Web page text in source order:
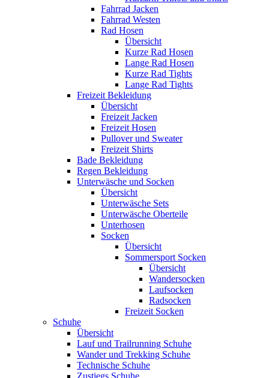
Fahrrad Jacken
Fahrrad Westen
Rad Hosen
Übersicht
Kurze Rad Hosen
Lange Rad Hosen
Kurze Rad Tights
Lange Rad Tights
Freizeit Bekleidung
Übersicht
Freizeit Jacken
Freizeit Hosen
Pullover und Sweater
Freizeit Shirts
Bade Bekleidung
Regen Bekleidung
Unterwäsche und Socken
Übersicht
Unterwäsche Sets
Unterwäsche Oberteile
Unterhosen
Socken
Übersicht
Sommersport Socken
Übersicht
Wandersocken
Laufsocken
Radsocken
Freizeit Socken
Schuhe
Übersicht
Lauf und Trailrunning Schuhe
Wander und Trekking Schuhe
Technische Schuhe
Zustiegs Schuhe